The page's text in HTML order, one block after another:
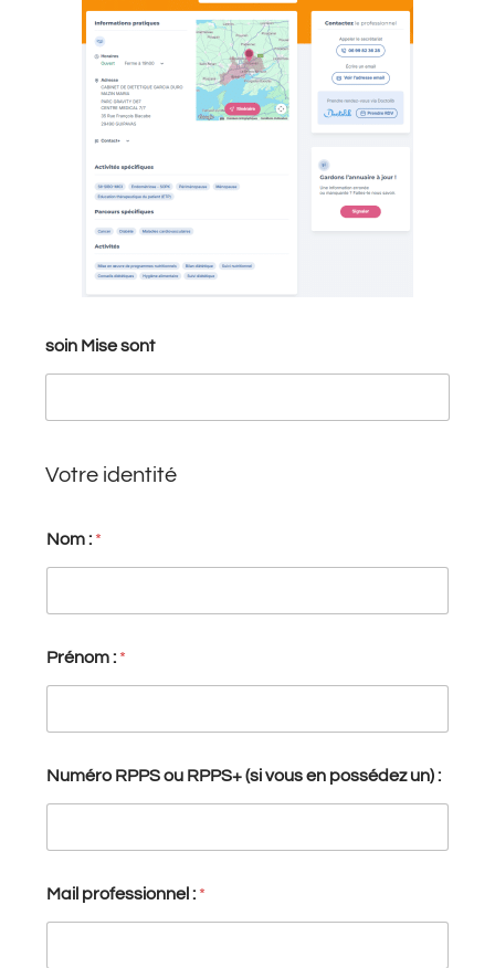
soin Mise sont
Votre identité
Nom : *
Prénom : *
Numéro RPPS ou RPPS+ (si vous en possédez un) :
Mail professionnel : *